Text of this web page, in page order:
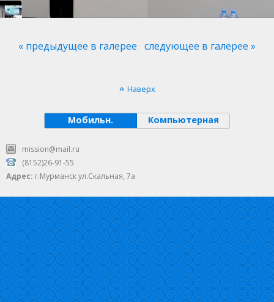
« предыдущее в галерее следующее в галерее »
Наверх
Мобильн. Компьютерная
mission@mail.ru
(8152)26-91-55
Адрес: г.Мурманск ул.Скальная, 7а